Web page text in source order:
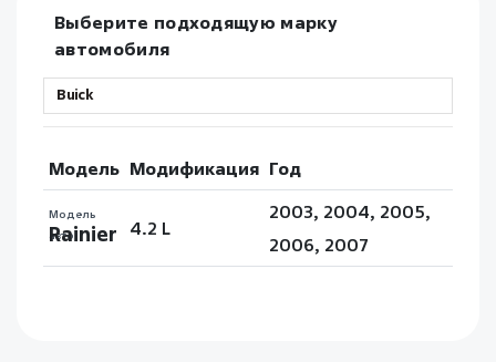
Выберите подходящую марку
автомобиля
Модель Модификация Год
Модель
авто
Rainier 4.2 L
2003, 2004, 2005,
2006, 2007